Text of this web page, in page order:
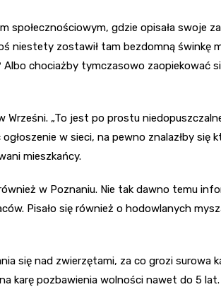
gdzie opisała swoje
niestety zostawił tam bezdomną świnkę
chociażby tymczasowo zaopiekować
Wrześni. „To jest po prostu
w sieci, na pewno znalazłby się
mieszkańcy.
w Poznaniu. Nie tak dawno temu
Pisało się również o hodowlanych
się nad zwierzętami, za co grozi surowa
karę pozbawienia wolności nawet do 5 lat.